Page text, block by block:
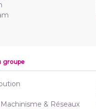
groupe
& Réseaux